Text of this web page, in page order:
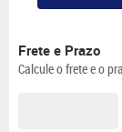
Frete e Prazo
Calcule o frete e o